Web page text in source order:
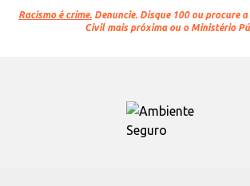
Racismo é crime. Denuncie. Disque 100 ou procure
Civil mais próxima ou o Ministério